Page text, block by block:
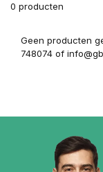
0 producten
Geen producten
748074 of